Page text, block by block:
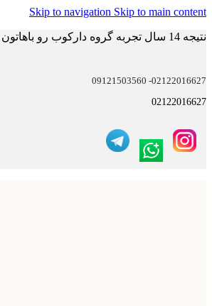
Skip to navigation Skip to main content
نتیجه 14 سال تجربه گروه دارکوب رو باهاتون به اشتراک میذاریم...
02122016627- 09121503560
02122016627